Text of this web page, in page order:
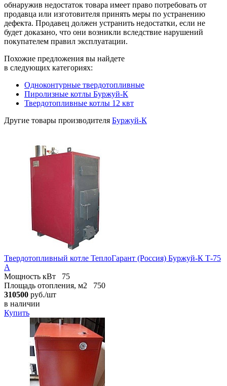
обнаружив недостаток товара имеет право потребовать от
продавца или изготовителя принять меры по устранению
дефекта. Продавец должен устранить недостатки, если не
будет доказано, что они возникли вследствие нарушений
покупателем правил эксплуатации.
Похожие предложения вы найдете
в следующих категориях:
Одноконтурные твердотопливные
Пиролизные котлы Буржуй-К
Твердотопливные котлы 12 квт
Другие товары производителя Буржуй-К
Твердотопливный котле ТеплоГарант (Россия) Буржуй-К Т-75
А
Мощность кВт
75
Площадь отопления, м2
750
310500 руб./шт
в наличии
Купить